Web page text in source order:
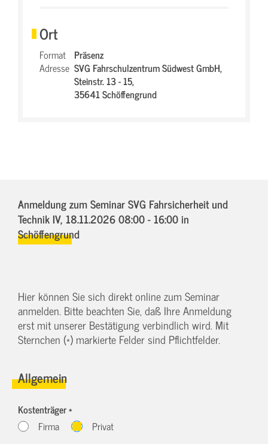
Ort
Format Präsenz
Adresse SVG Fahrschulzentrum Südwest GmbH,
Steinstr. 13 - 15,
35641 Schöffengrund
Anmeldung zum Seminar SVG Fahrsicherheit und
Technik IV, 18.11.2026 08:00 - 16:00in
Schöffengrund
Hier können Sie sich direkt online zum Seminar
anmelden. Bitte beachten Sie, daß Ihre Anmeldung
erst mit unserer Bestätigung verbindlich wird. Mit
Sternchen (*) markierte Felder sind Pflichtfelder.
Allgemein
Kostenträger *
Firma
Privat